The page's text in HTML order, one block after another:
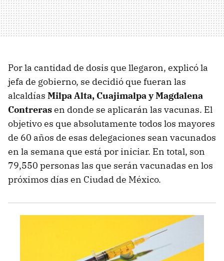
Por la cantidad de dosis que llegaron, explicó la
jefa de gobierno, se decidió que fueran las
alcaldías Milpa Alta, Cuajimalpa y Magdalena
Contrerasen donde se aplicarán las vacunas. El
objetivo es que absolutamente todos los mayores
de 60 años de esas delegaciones sean vacunados
en la semana que está por iniciar. En total, son
79,550 personas las que serán vacunadas en los
próximos días en Ciudad de México.